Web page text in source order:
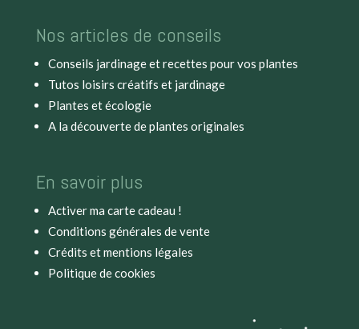
Nos articles de conseils
Conseils jardinage et recettes pour vos plantes
Tutos loisirs créatifs et jardinage
Plantes et écologie
A la découverte de plantes originales
En savoir plus
Activer ma carte cadeau !
Conditions générales de vente
Crédits et mentions légales
Politique de cookies